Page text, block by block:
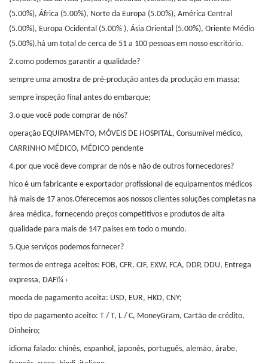
(5.00%), África (5.00%), Norte da Europa (5.00%), América Central
(5.00%), Europa Ocidental (5.00% ), Ásia Oriental (5.00%), Oriente Médio
(5.00%).há um total de cerca de 51 a 100 pessoas em nosso escritório.
2.como podemos garantir a qualidade?
sempre uma amostra de pré-produção antes da produção em massa;
sempre inspeção final antes do embarque;
3.o que você pode comprar de nós?
operação EQUIPAMENTO, MÓVEIS DE HOSPITAL, Consumível médico,
CARRINHO MÉDICO, MÉDICO pendente
4.por que você deve comprar de nós e não de outros fornecedores?
hico é um fabricante e exportador profissional de equipamentos médicos
há mais de 17 anos.Oferecemos aos nossos clientes soluções completas na
área médica, fornecendo preços competitivos e produtos de alta
qualidade para mais de 147 países em todo o mundo.
5.Que serviços podemos fornecer?
termos de entrega aceitos: FOB, CFR, CIF, EXW, FCA, DDP, DDU, Entrega
expressa, DAFï¼ ›
moeda de pagamento aceita: USD, EUR, HKD, CNY;
tipo de pagamento aceito: T / T, L / C, MoneyGram, Cartão de crédito,
Dinheiro;
idioma falado: chinês, espanhol, japonês, português, alemão, árabe,